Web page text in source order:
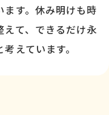
す。休み明けも時
て、できるだけ永
えています。